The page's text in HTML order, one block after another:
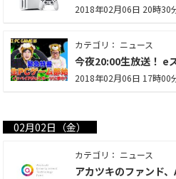
2018年02月06日 20時30
カテゴリ： ニュース
今夜20:00生放送！ e
2018年02月06日 17時00
02月02日（金）
カテゴリ： ニュース
アカツキのファンド